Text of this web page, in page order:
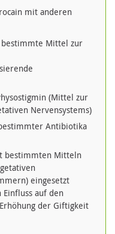
mit anderen
bestimmte Mittel zur
(Mittel zur
Nervensystems)
Antibiotika
bestimmten Mitteln
eingesetzt
auf den
der Giftigkeit